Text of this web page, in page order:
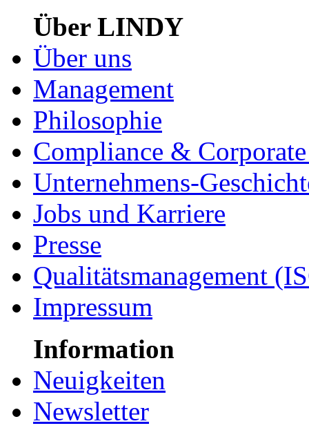
Über LINDY
Über uns
Management
Philosophie
Compliance &
Unternehmens-
Jobs und Karriere
Presse
Qualitätsmanagement
Impressum
Information
Neuigkeiten
Newsletter